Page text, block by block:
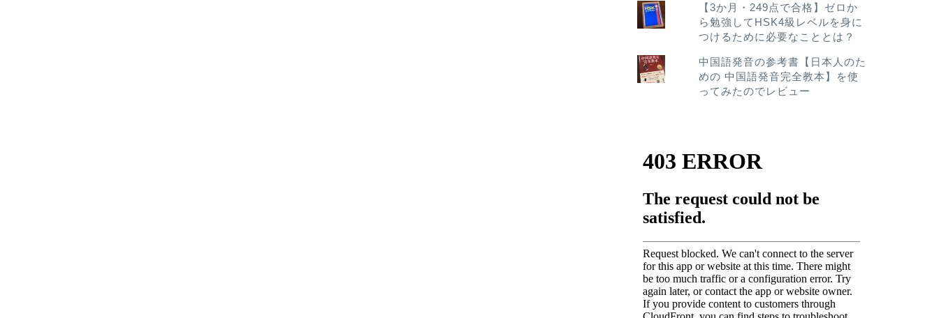
【3か月・249点で合格】ゼロか
ら勉強してHSK4級レベルを身に
つけるために必要なこととは？
中国語発音の参考書【日本人のた
めの 中国語発音完全教本】を使
ってみたのでレビュー